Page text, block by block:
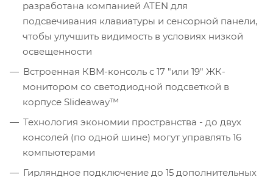
разработана компанией ATEN для
подсвечивания клавиатуры и сенсорной панели,
чтобы улучшить видимость в условиях низкой
освещенности
Встроенная КВМ-консоль с 17 "или 19" ЖК-
монитором со светодиодной подсветкой в
корпусе Slideaway™
Технология экономии пространства - до двух
консолей (по одной шине) могут управлять 16
компьютерами
Гирляндное подключение до 15 дополнительных